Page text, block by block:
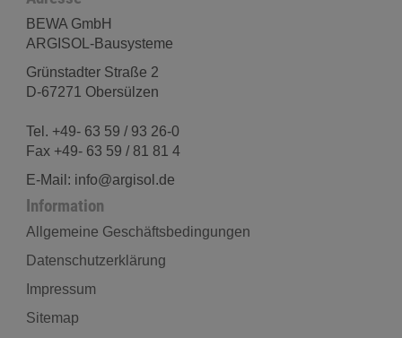
BEWA GmbH
ARGISOL-Bausysteme
Grünstadter Straße 2
D-67271 Obersülzen
Tel. +49- 63 59 / 93 26-0
Fax +49- 63 59 / 81 81 4
E-Mail: info@argisol.de
Information
Allgemeine Geschäftsbedingungen
Datenschutzerklärung
Impressum
Sitemap